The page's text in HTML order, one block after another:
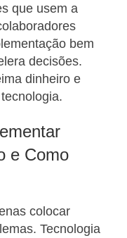
que usem a
bem
decisões.
dinheiro e
e Como
colocar
Tecnologia